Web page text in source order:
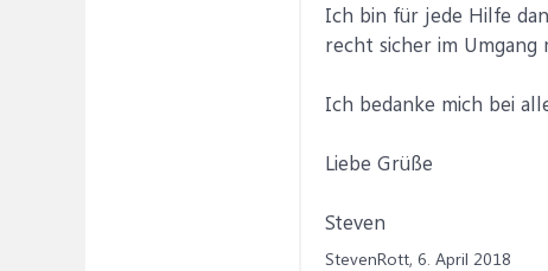
Ich bin für jede Hilfe
recht sicher im Umgang
Ich bedanke mich bei
Liebe Grüße
Steven
StevenRott, 6. April 2018